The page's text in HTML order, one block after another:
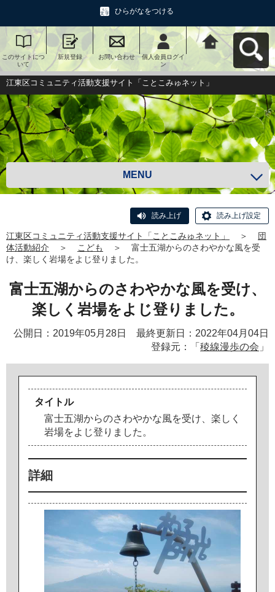
ひらがなをつける
このサイトにつ
いて
新規登録 お問い合わせ
個人会員ログイ
ン
江東区コミュニ
ティ活動支援サ
イト「ことこみ
ゅネット」へ戻
る
江東区コミュニティ活動支援サイト「ことこみゅネット」
MENU
読み上げ 読み上げ設定
江東区コミュニティ活動支援サイト「ことこみゅネット」 ＞
団
体活動紹介
＞ こども ＞
富士五湖からのさわやかな風を受
け、楽しく岩場をよじ登りました。
富士五湖からのさわやかな風を受け、
楽しく岩場をよじ登りました。
公開日：2019年05月28日 最終更新日：2022年04月04日
登録元：「 稜線漫歩の会 」
タイトル
富士五湖からのさ わやかな風を受け 楽 し く
岩場をよ じ登 り ま した 。
詳細